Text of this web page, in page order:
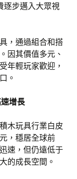
逐步邁入大眾視
，通過組合和搭
因其價值多元、
年輕玩家歡迎，
。
增長
木玩具行業白皮
，穩居全球前
速，但仍遠低于
的成長空間。